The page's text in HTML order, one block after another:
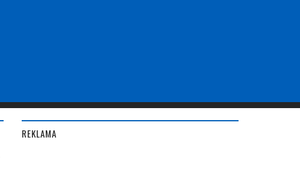
REKLAMA